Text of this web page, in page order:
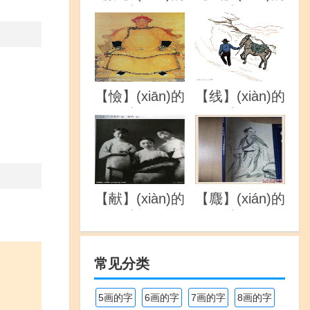
详解
详解
【憸】(xiān)的
详解
【线】(xiàn)的
详解
【献】(xiàn)的
【麙】(xián)的
常见分类
5画的字 6画的字 7画的字 8画的字